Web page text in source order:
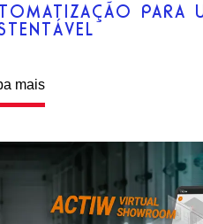
PARA
mais